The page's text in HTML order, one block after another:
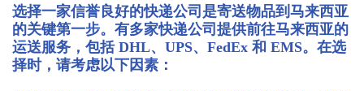
选择一家信誉良好的快递公司是寄送物品到马来西亚
的关键第一步。有多家快递公司提供前往马来西亚的
运送服务，包括 DHL、UPS、FedEx 和 EMS。在选
择时，请考虑以下因素：